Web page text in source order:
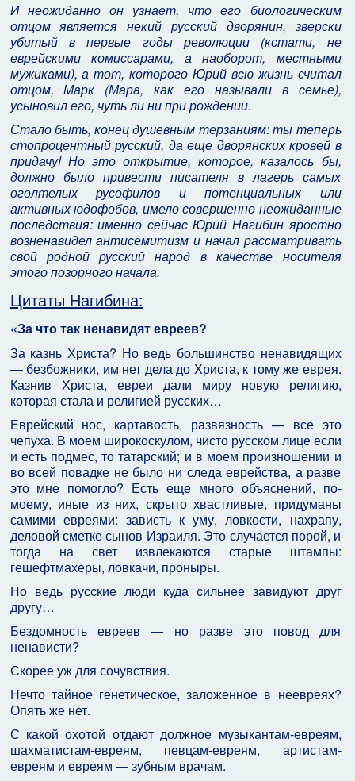
И неожиданно он узнает, что его биологическим
отцом является некий русский дворянин, зверски
убитый в первые годы революции (кстати, не
еврейскими комиссарами, а наоборот, местными
мужиками), а тот, которого Юрий всю жизнь считал
отцом, Марк (Мара, как его называли в семье),
усыновил его, чуть ли ни при рождении.
Стало быть, конец душевным терзаниям: ты теперь
стопроцентный русский, да еще дворянских кровей в
придачу! Но это открытие, которое, казалось бы,
должно было привести писателя в лагерь самых
оголтелых русофилов и потенциальных или
активных юдофобов, имело совершенно неожиданные
последствия: именно сейчас Юрий Нагибин яростно
возненавидел антисемитизм и начал рассматривать
свой родной русский народ в качестве носителя
этого позорного начала.
Цитаты Нагибина:
«За что так ненавидят евреев?
За казнь Христа? Но ведь большинство ненавидящих
— безбожники, им нет дела до Христа, к тому же еврея.
Казнив Христа, евреи дали миру новую религию,
которая стала и религией русских…
Еврейский нос, картавость, развязность — все это
чепуха. В моем широкоскулом, чисто русском лице если
и есть подмес, то татарский; и в моем произношении и
во всей повадке не было ни следа еврейства, а разве
это мне помогло? Есть еще много объяснений, по-
моему, иные из них, скрыто хвастливые, придуманы
самими евреями: зависть к уму, ловкости, нахрапу,
деловой сметке сынов Израиля. Это случается порой, и
тогда на свет извлекаются старые штампы:
гешефтмахеры, ловкачи, проныры.
Но ведь русские люди куда сильнее завидуют друг
другу…
Бездомность евреев — но разве это повод для
ненависти?
Скорее уж для сочувствия.
Нечто тайное генетическое, заложенное в неевреях?
Опять же нет.
С какой охотой отдают должное музыкантам-евреям,
шахматистам-евреям, певцам-евреям, артистам-
евреям и евреям — зубным врачам.